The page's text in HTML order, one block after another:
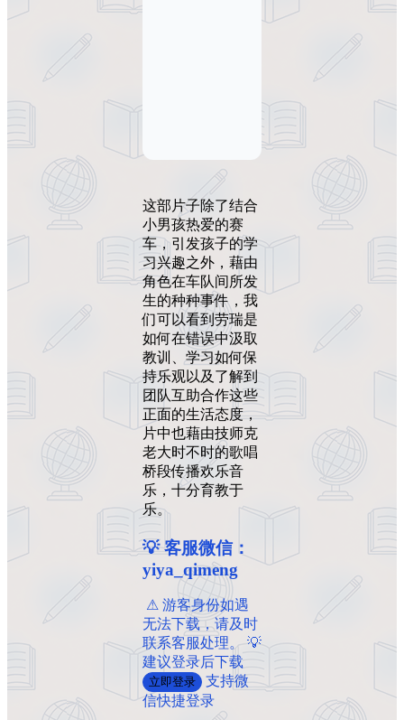
这部片子除了结合
小男孩热爱的赛
车，引发孩子的学
习兴趣之外，藉由
角色在车队间所发
生的种种事件，我
们可以看到劳瑞是
如何在错误中汲取
教训、学习如何保
持乐观以及了解到
团队互助合作这些
正面的生活态度，
片中也藉由技师克
老大时不时的歌唱
桥段传播欢乐音
乐，十分育教于
乐。
💡 客服微信：
yiya_qimeng
️ ️⚠ 游客身份如遇
无法下载，请及时
联系客服处理。 💡
建议登录后下载
立即登录
支持微
信快捷登录